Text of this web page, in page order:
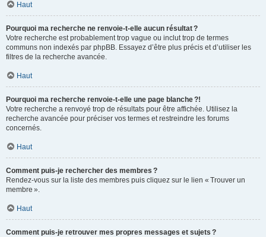
Haut
Pourquoi ma recherche ne renvoie-t-elle aucun résultat ?
Votre recherche est probablement trop vague ou inclut trop de termes
communs non indexés par phpBB. Essayez d’être plus précis et d’utiliser les
filtres de la recherche avancée.
Haut
Pourquoi ma recherche renvoie-t-elle une page blanche ?!
Votre recherche a renvoyé trop de résultats pour être affichée. Utilisez la
recherche avancée pour préciser vos termes et restreindre les forums
concernés.
Haut
Comment puis-je rechercher des membres ?
Rendez-vous sur la liste des membres puis cliquez sur le lien « Trouver un
membre ».
Haut
Comment puis-je retrouver mes propres messages et sujets ?